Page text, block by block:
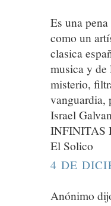
Es una
como un
clasica
musica y de
misterio,
vanguardia,
Israel Galvan
INFINITAS
El Solico
4 DE
Anónimo